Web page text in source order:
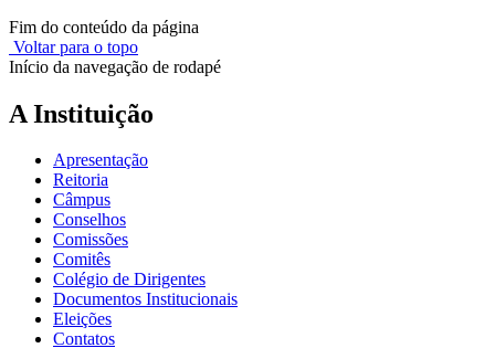
Fim do conteúdo da página
Voltar para o topo
Início da navegação de rodapé
A Instituição
Apresentação
Reitoria
Câmpus
Conselhos
Comissões
Comitês
Colégio de Dirigentes
Documentos Institucionais
Eleições
Contatos